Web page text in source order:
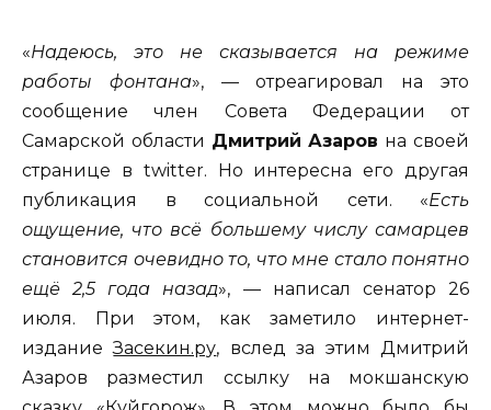
«Надеюсь, это не сказывается на режиме
работы фонтана», — отреагировал на это
сообщение член Совета Федерации от
Самарской области Дмитрий Азаров на своей
странице в twitter. Но интересна его другая
публикация в социальной сети. «Есть
ощущение, что всё большему числу самарцев
становится очевидно то, что мне стало понятно
ещё 2,5 года назад», — написал сенатор 26
июля. При этом, как заметило интернет-
изданиеЗасекин.ру, вслед за этим Дмитрий
Азаров разместил ссылку на мокшанскую